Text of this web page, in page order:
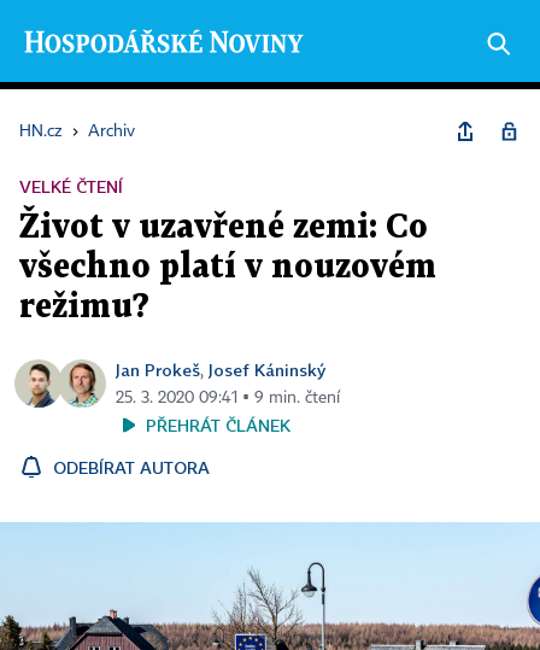
HN.cz › Archiv
VELKÉ ČTENÍ
Život v uzavřené zemi: Co
všechno platí v nouzovém
režimu?
Jan Prokeš, Josef Káninský
25. 3. 2020 09:41 ▪ 9 min. čtení
PŘEHRÁT ČLÁNEK
ODEBÍRAT AUTORA